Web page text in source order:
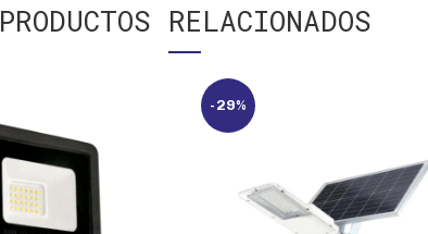
PRODUCTOS RELACIONADOS
-29%